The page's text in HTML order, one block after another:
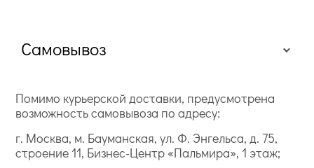
Самовывоз
Помимо курьерской доставки, предусмотрена
возможность самовывоза по адресу:
г. Москва, м. Бауманская, ул. Ф. Энгельса, д. 75,
строение 11, Бизнес-Центр «Пальмира», 1 этаж;